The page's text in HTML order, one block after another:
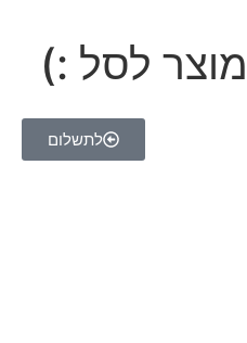
לסל :)
לתשלום